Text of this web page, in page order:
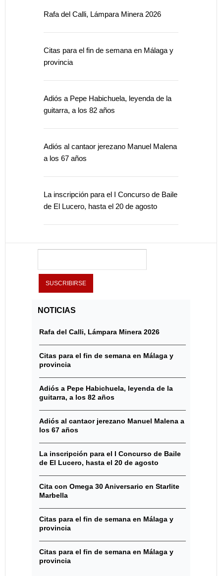
Rafa del Calli, Lámpara Minera 2026
Citas para el fin de semana en Málaga y
provincia
Adiós a Pepe Habichuela, leyenda de la
guitarra, a los 82 años
Adiós al cantaor jerezano Manuel Malena
a los 67 años
La inscripción para el I Concurso de Baile
de El Lucero, hasta el 20 de agosto
NOTICIAS
Rafa del Calli, Lámpara Minera 2026
Citas para el fin de semana en Málaga y
provincia
Adiós a Pepe Habichuela, leyenda de la
guitarra, a los 82 años
Adiós al cantaor jerezano Manuel Malena a
los 67 años
La inscripción para el I Concurso de Baile
de El Lucero, hasta el 20 de agosto
Cita con Omega 30 Aniversario en Starlite
Marbella
Citas para el fin de semana en Málaga y
provincia
Citas para el fin de semana en Málaga y
provincia